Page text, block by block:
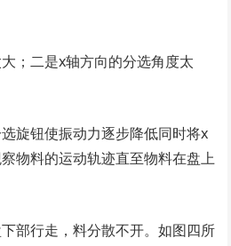
；二是x轴方向的分选角度太
旋钮使振动力逐步降低同时将x
物料的运动轨迹直至物料在盘上
部行走，料分散不开。如图四所